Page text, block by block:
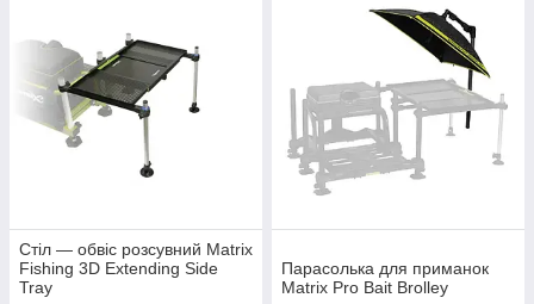
Стіл — обвіс розсувний Matrix
Fishing 3D Extending Side
Tray
Парасолька для приманок
Matrix Pro Bait Brolley